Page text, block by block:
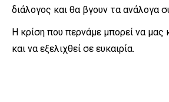
διάλογος και θα βγουν τα ανάλογα
Η κρίση που περνάμε μπορεί να μας
και να εξελιχθεί σε ευκαιρία.